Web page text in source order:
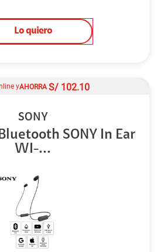
Lo quiero
yAHORRA S/ 102.10
SONY
SONY In Ear
WI-...